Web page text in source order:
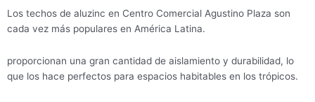
Los techos de aluzinc en Centro Comercial Agustino Plaza son
cada vez más populares en América Latina.
proporcionan una gran cantidad de aislamiento y durabilidad, lo
que los hace perfectos para espacios habitables en los trópicos.